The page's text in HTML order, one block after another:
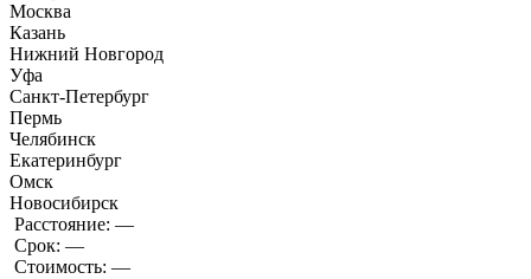
Москва
Казань
Нижний Новгород
Уфа
Санкт-Петербург
Пермь
Челябинск
Екатеринбург
Омск
Новосибирск
Расстояние: —
Срок: —
Стоимость: —